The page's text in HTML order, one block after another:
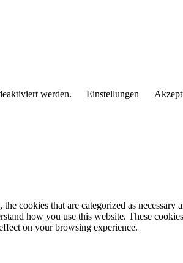
werden.
Einstellungen
cookies that are categorized as necessary
how you use this website. These
on your browsing experience.